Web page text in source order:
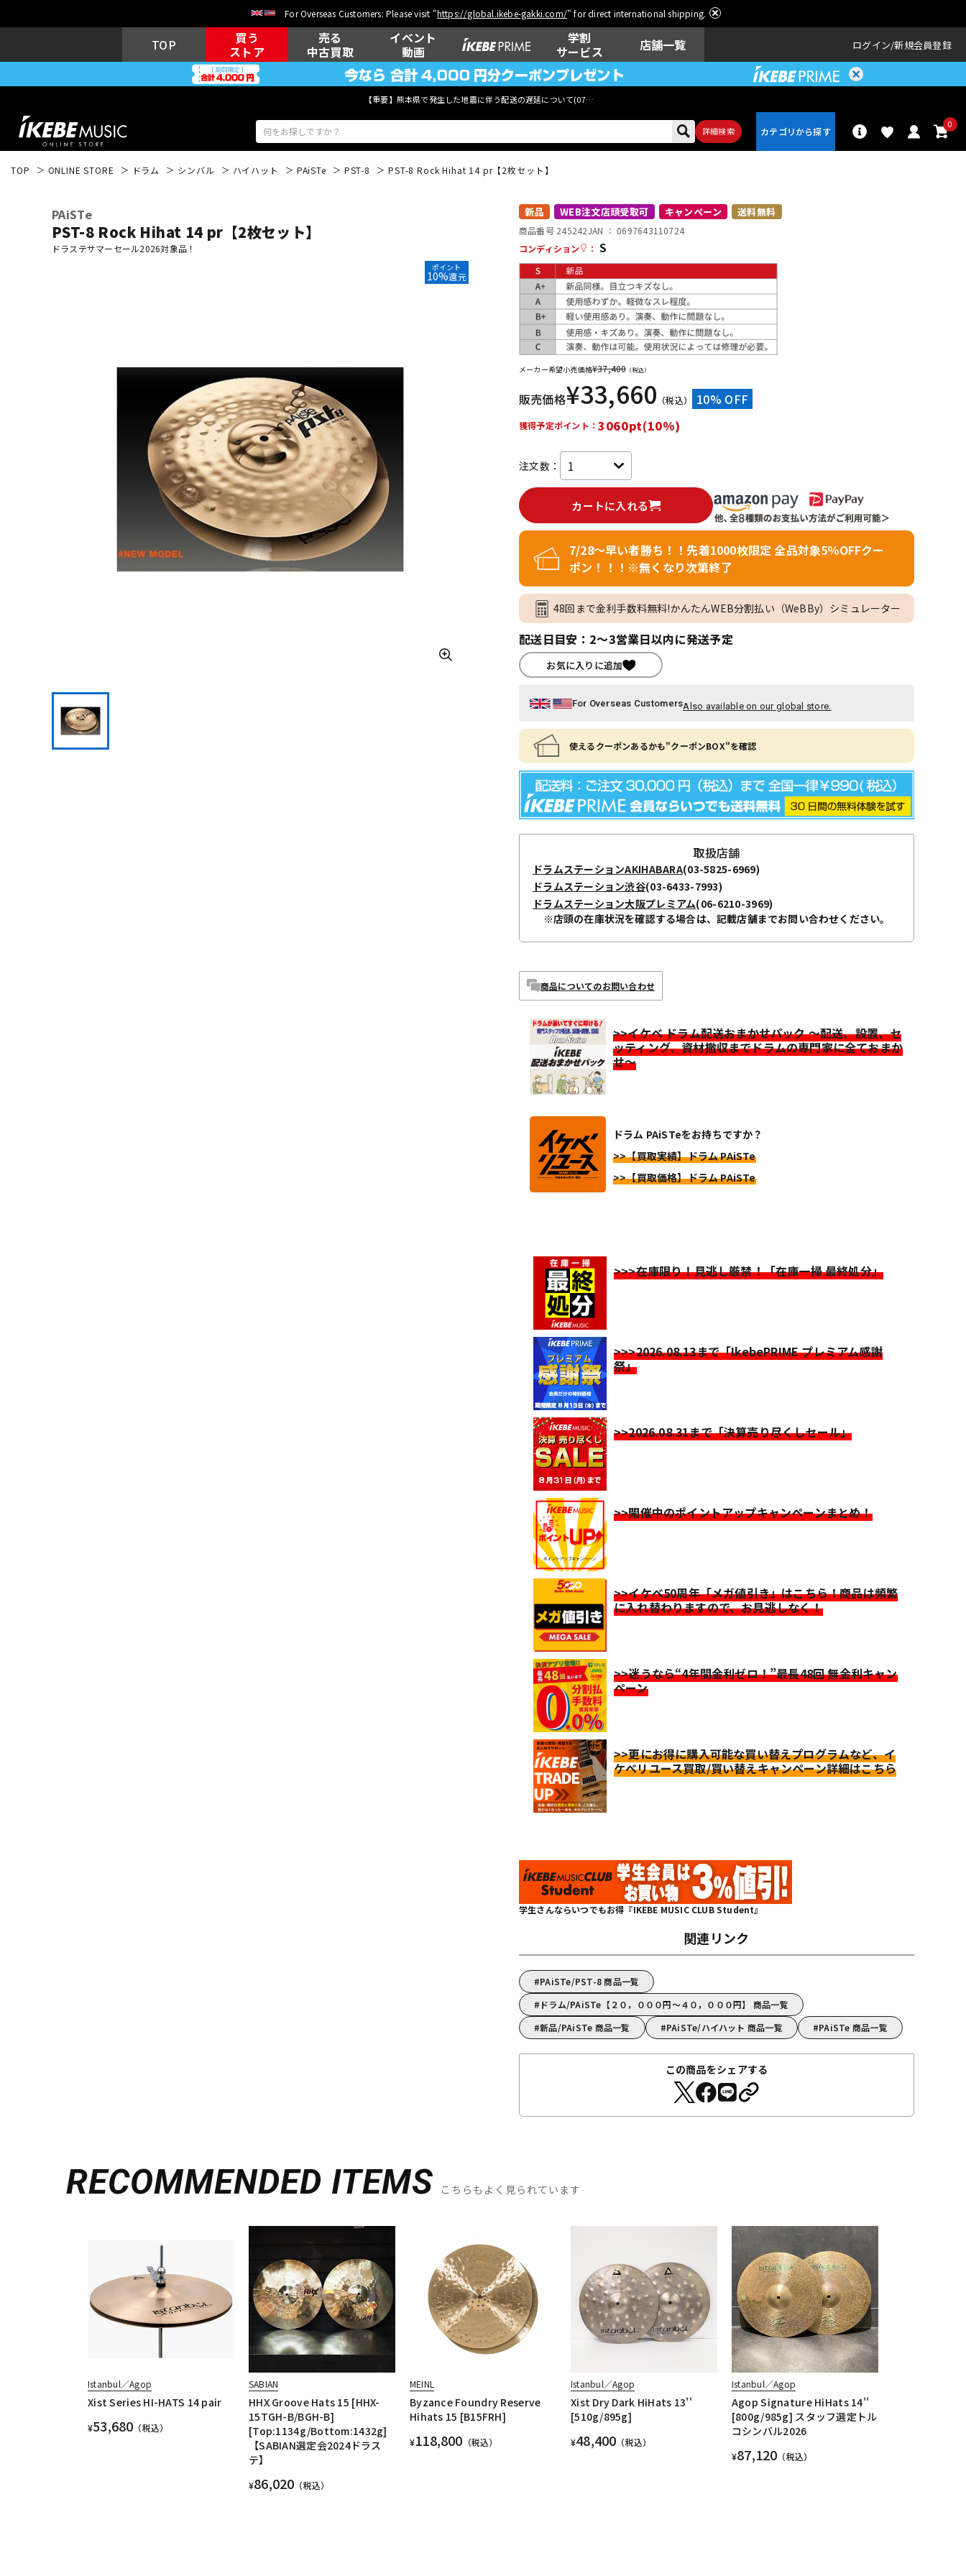
For Overseas Customers: Please visit "https://global.ikebe-gakki.com/" for direct international shipping.
TOP
買う
ストア
売る
中古買取
イベント
動画
学割
サービス
店舗一覧 ログイン 新規会員登録
【重要】熊本県で発生した地震に伴う配送の遅延について(07月29日
詳細検索
0
ウクレレ ドラム
管楽器 その他楽器
レコーディン
グ機器
配信/ライブ
機器
ヴィンテージ
TOP ONLINE STORE ドラム シンバル ハイハット PAiSTe PST-8 PST-8 Rock Hihat 14 pr【2枚セット】
PAiSTe
PST-8 Rock Hihat 14 pr【2枚セット】
ドラステサマーセール2026対象品！
ポイント
10%還元
新品 WEB注文店頭受取可 キャンペーン 送料無料
商品番号 245242JAN ： 0697643110724
コンディション
： S
メーカー希望小売価格¥37,400 （税込）
販売価格¥33,660 （税込） 10% OFF
獲得予定ポイント：3060pt(10%)
注文数：
カートに入れる
7/28～早い者勝ち！！先着1000枚限定 全品対象5％OFFクー
ポン！！！※無くなり次第終了
48回まで金利手数料無料!かんたんWEB分割払い（WeBBy）シミュレーター
配送日目安：2～3営業日以内に発送予定
お気に入りに追加
For Overseas CustomersAlso available on our global store.
使えるクーポンあるかも"クーポンBOX"を確認
取扱店舗
ドラムステーションAKIHABARA(03-5825-6969)
ドラムステーション渋谷(03-6433-7993)
ドラムステーション大阪プレミアム(06-6210-3969)
※店頭の在庫状況を確認する場合は、記載店舗までお問い合わせください。
商品についてのお問い合わせ
>>イケベ ドラム配送おまかせパック ～配送、設置、セ
ッティング、資材撤収までドラムの専門家に全ておまか
せ～
ドラム PAiSTeをお持ちですか？
>>【買取実績】ドラム PAiSTe
>>【買取価格】ドラム PAiSTe
>>>在庫限り！見逃し厳禁！「在庫一掃 最終処分」
>>>2026.08.13まで「IkebePRIME プレミアム感謝
祭」
>>2026.08.31まで「決算売り尽くしセール」
>>開催中のポイントアップキャンペーンまとめ！
>>イケベ50周年「メガ値引き」はこちら！商品は頻繁
に入れ替わりますので、お見逃しなく！
>>迷うなら“4年間金利ゼロ！”最長48回 無金利キャン
ペーン
>>更にお得に購入可能な買い替えプログラムなど、イ
ケベリユース買取/買い替えキャンペーン詳細はこちら
学生さんならいつでもお得『IKEBE MUSIC CLUB Student』
関連リンク
PAiSTe/PST-8 商品一覧
ドラム/PAiSTe【２０，０００円～４０，０００円】 商品一覧
新品/PAiSTe 商品一覧
PAiSTe/ハイハット 商品一覧 PAiSTe 商品一覧
この商品をシェアする
RECOMMENDED ITEMS こちらもよく見られています
Istanbul／Agop
Xist Series HI-HATS 14 pair
¥53,680 （税込）
SABIAN
HHX Groove Hats 15 [HHX-
15TGH-B/BGH-B]
[Top:1134g/Bottom:1432g]
【SABIAN選定会2024ドラス
テ】
¥86,020 （税込）
MEINL
Byzance Foundry Reserve
Hihats 15 [B15FRH]
¥118,800 （税込）
Istanbul／Agop
Xist Dry Dark HiHats 13''
[510g/895g]
¥48,400 （税込）
Istanbul／Agop
Agop Signature HiHats 14''
[800g/985g] スタッフ選定トル
コシンバル2026
¥87,120 （税込）